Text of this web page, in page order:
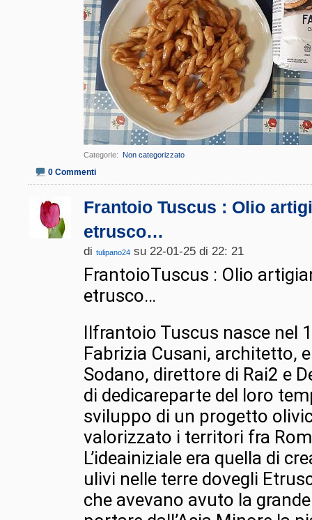
Categorie Non categorizzato
0 Commenti
Frantoio Tuscus : Olio
etrusco…
di tulipano24 su 22-01-25 di 22: 21
FrantoioTuscus : Olio
etrusco…
Ilfrantoio Tuscus nasce nel
Fabrizia Cusani, architetto,
Sodano, direttore di Rai2 e
di dedicareparte del loro
sviluppo di un progetto
valorizzato i territori fra
L’ideainiziale era quella di
ulivi nelle terre dovegli
che avevano avuto la